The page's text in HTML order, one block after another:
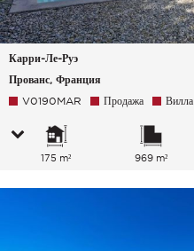
Карри-Ле-Руэ
Прованс, Франция
V0190MAR Продажа Вилла
175 m² 969 m²